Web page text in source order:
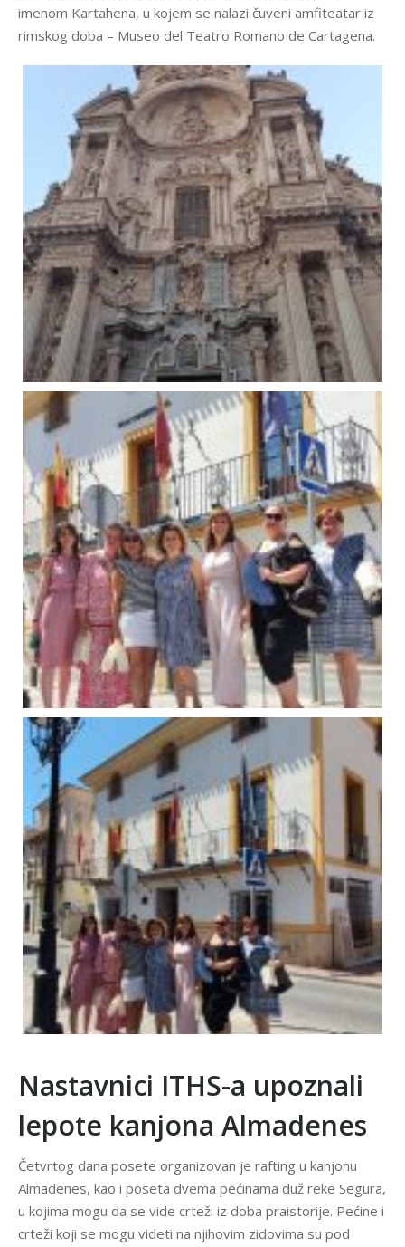
imenom Kartahena, u kojem se nalazi čuveni amfiteatar iz
rimskog doba – Museo del Teatro Romano de Cartagena.
Nastavnici ITHS-a upoznali
lepote kanjona Almadenes
Četvrtog dana posete organizovan je rafting u kanjonu
Almadenes, kao i poseta dvema pećinama duž reke Segura,
u kojima mogu da se vide crteži iz doba praistorije. Pećine i
crteži koji se mogu videti na njihovim zidovima su pod